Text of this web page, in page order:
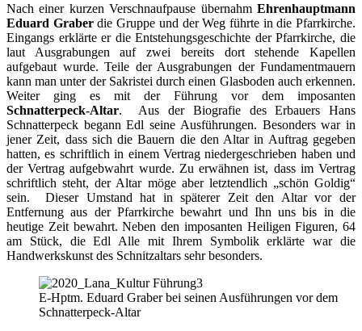
Nach einer kurzen Verschnaufpause übernahm Ehrenhauptmann
Eduard Graberdie Gruppe und der Weg führte in die Pfarrkirche.
Eingangs erklärte er die Entstehungsgeschichte der Pfarrkirche, die
laut Ausgrabungen auf zwei bereits dort stehende Kapellen
aufgebaut wurde. Teile der Ausgrabungen der Fundamentmauern
kann man unter der Sakristei durch einen Glasboden auch erkennen.
Weiter ging es mit der Führung vor dem imposanten
Schnatterpeck-Altar. Aus der Biografie des Erbauers Hans
Schnatterpeck begann Edl seine Ausführungen. Besonders war in
jener Zeit, dass sich die Bauern die den Altar in Auftrag gegeben
hatten, es schriftlich in einem Vertrag niedergeschrieben haben und
der Vertrag aufgebwahrt wurde. Zu erwähnen ist, dass im Vertrag
schriftlich steht, der Altar möge aber letztendlich „schön Goldig“
sein. Dieser Umstand hat in späterer Zeit den Altar vor der
Entfernung aus der Pfarrkirche bewahrt und Ihn uns bis in die
heutige Zeit bewahrt. Neben den imposanten Heiligen Figuren, 64
am Stück, die Edl Alle mit Ihrem Symbolik erklärte war die
Handwerkskunst des Schnitzaltars sehr besonders.
E-Hptm. Eduard Graber bei seinen Ausführungen vor dem
Schnatterpeck-Altar